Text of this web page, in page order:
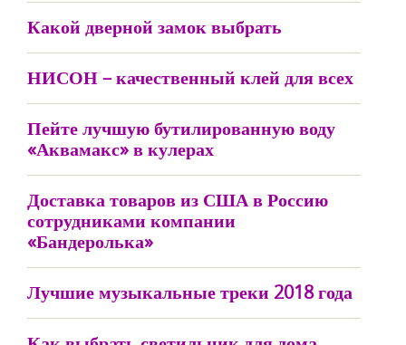
Какой дверной замок выбрать
НИСОН – качественный клей для всех
Пейте лучшую бутилированную воду
«Аквамакс» в кулерах
Доставка товаров из США в Россию
сотрудниками компании
«Бандеролька»
Лучшие музыкальные треки 2018 года